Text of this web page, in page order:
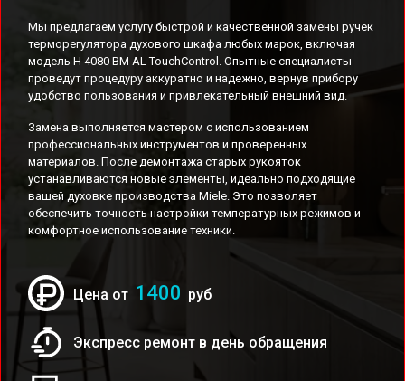
Мы предлагаем услугу быстрой и качественной замены ручек
терморегулятора духового шкафа любых марок, включая
модель H 4080 BM AL TouchControl. Опытные специалисты
проведут процедуру аккуратно и надежно, вернув прибору
удобство пользования и привлекательный внешний вид.
Замена выполняется мастером с использованием
профессиональных инструментов и проверенных
материалов. После демонтажа старых рукояток
устанавливаются новые элементы, идеально подходящие
вашей духовке производства Miele. Это позволяет
обеспечить точность настройки температурных режимов и
комфортное использование техники.
Цена от 1400 руб
Экспресс ремонт в день обращения